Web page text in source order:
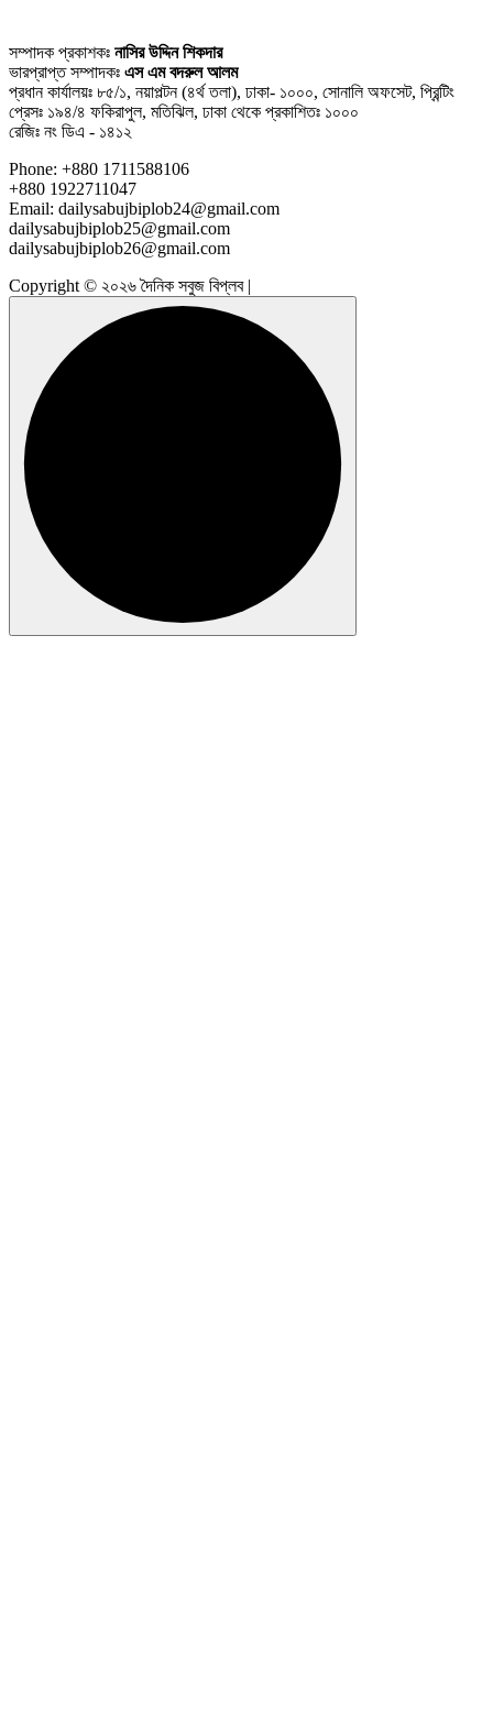
সম্পাদক প্রকাশকঃ নাসির উদ্দিন শিকদার
ভারপ্রাপ্ত সম্পাদকঃ এস এম বদরুল আলম
প্রধান কার্যালয়ঃ ৮৫/১, নয়াপল্টন (৪র্থ তলা), ঢাকা- ১০০০, সোনালি অফসেট, প্রিন্টিং
প্রেসঃ ১৯৪/৪ ফকিরাপুল, মতিঝিল, ঢাকা থেকে প্রকাশিতঃ ১০০০
রেজিঃ নং ডিএ - ১৪১২
Phone: +880 1711588106
+880 1922711047
Email: dailysabujbiplob24@gmail.com
dailysabujbiplob25@gmail.com
dailysabujbiplob26@gmail.com
Copyright © ২০২৬ দৈনিক সবুজ বিপ্লব |